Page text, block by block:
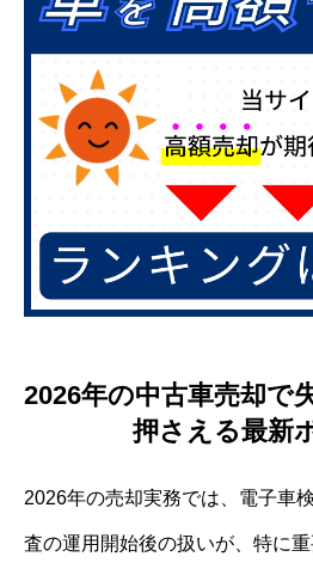
2026年の中古車売却で
押さえる最新
2026年の売却実務では、電子車
査の運用開始後の扱いが、特に重